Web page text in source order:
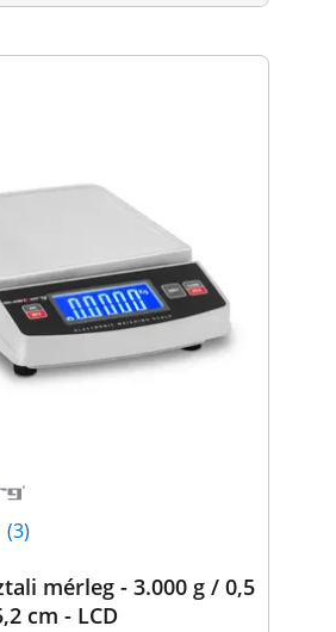
(3)
mérleg - 3.000 g / 0,5
cm - LCD